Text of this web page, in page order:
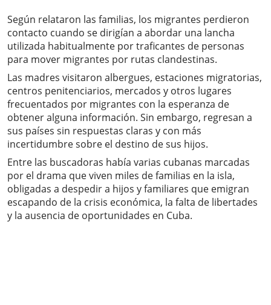
Según relataron las familias, los migrantes perdieron
contacto cuando se dirigían a abordar una lancha
utilizada habitualmente por traficantes de personas
para mover migrantes por rutas clandestinas.
Las madres visitaron albergues, estaciones migratorias,
centros penitenciarios, mercados y otros lugares
frecuentados por migrantes con la esperanza de
obtener alguna información. Sin embargo, regresan a
sus países sin respuestas claras y con más
incertidumbre sobre el destino de sus hijos.
Entre las buscadoras había varias cubanas marcadas
por el drama que viven miles de familias en la isla,
obligadas a despedir a hijos y familiares que emigran
escapando de la crisis económica, la falta de libertades
y la ausencia de oportunidades en Cuba.